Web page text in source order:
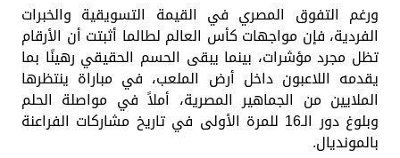
ورغم التفوق المصري في القيمة التسويقية والخبرات
الفردية، فإن مواجهات كأس العالم لطالما أثبتت أن الأرقام
تظل مجرد مؤشرات، بينما يبقى الحسم الحقيقي رهينًا بما
يقدمه اللاعبون داخل أرض الملعب، في مباراة ينتظرها
الملايين من الجماهير المصرية، أملاً في مواصلة الحلم
وبلوغ دور الـ16 للمرة الأولى في تاريخ مشاركات الفراعنة
بالمونديال.